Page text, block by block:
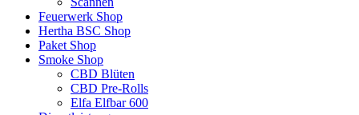
Feuerwerk Shop
Hertha BSC Shop
Paket Shop
Smoke Shop
CBD Blüten
CBD Pre-Rolls
Elfa Elfbar 600